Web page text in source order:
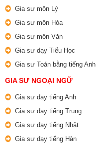
Gia sư môn Lý
Gia sư môn Hóa
Gia sư môn Văn
Gia sư dạy Tiểu Học
Gia sư Toán bằng tiếng Anh
GIA SƯ NGOẠI NGỮ
Gia sư dạy tiếng Anh
Gia sư dạy tiếng Trung
Gia sư dạy tiếng Nhật
Gia sư dạy tiếng Hàn